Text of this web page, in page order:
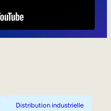
Distribution industrielle